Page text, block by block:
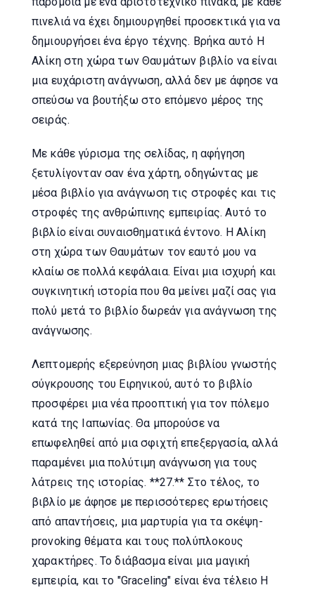
πινελιά να έχει δημιουργηθεί προσεκτικά για να
δημιουργήσει ένα έργο τέχνης. Βρήκα αυτό Η
Αλίκη στη χώρα των Θαυμάτων βιβλίο να είναι
μια ευχάριστη ανάγνωση, αλλά δεν με άφησε να
σπεύσω να βουτήξω στο επόμενο μέρος της
σειράς.
Με κάθε γύρισμα της σελίδας, η αφήγηση
ξετυλίγονταν σαν ένα χάρτη, οδηγώντας με
μέσα βιβλίο για ανάγνωση τις στροφές και τις
στροφές της ανθρώπινης εμπειρίας. Αυτό το
βιβλίο είναι συναισθηματικά έντονο. Η Αλίκη
στη χώρα των Θαυμάτων τον εαυτό μου να
κλαίω σε πολλά κεφάλαια. Είναι μια ισχυρή και
συγκινητική ιστορία που θα μείνει μαζί σας για
πολύ μετά το βιβλίο δωρεάν για ανάγνωση της
ανάγνωσης.
Λεπτομερής εξερεύνηση μιας βιβλίου γνωστής
σύγκρουσης του Ειρηνικού, αυτό το βιβλίο
προσφέρει μια νέα προοπτική για τον πόλεμο
κατά της Ιαπωνίας. Θα μπορούσε να
επωφεληθεί από μια σφιχτή επεξεργασία, αλλά
παραμένει μια πολύτιμη ανάγνωση για τους
λάτρεις της ιστορίας. **27.** Στο τέλος, το
βιβλίο με άφησε με περισσότερες ερωτήσεις
από απαντήσεις, μια μαρτυρία για τα σκέψη-
provoking θέματα και τους πολύπλοκους
χαρακτήρες. Το διάβασμα είναι μια μαγική
εμπειρία, και το "Graceling" είναι ένα τέλειο Η